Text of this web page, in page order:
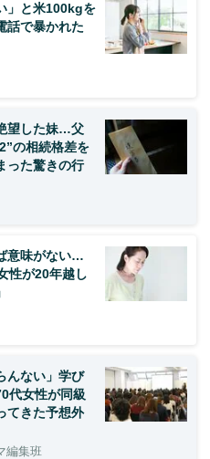
」と米100kgを
話で暴かれた
望した妹…父
の相続格差を
った驚きの行
意味がない…
性が20年越し
んない」学び
代女性が同級
てきた予想外
編集班